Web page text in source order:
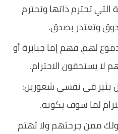
التي تحترم ذاتها وتحترم
وتعتذر بصدق.
لهم، فهم إما جبابرة أو
لا يستحقون الاحترام.
يثير في نفسي شعورين:
لما سوف يكونه.
ممن جرحتهم ولا تهتم